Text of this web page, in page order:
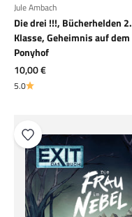
Jule Ambach
Die drei !!!, Bücherhelden 2.
Klasse, Geheimnis auf dem
Ponyhof
Angebot
10,00 €
5.0